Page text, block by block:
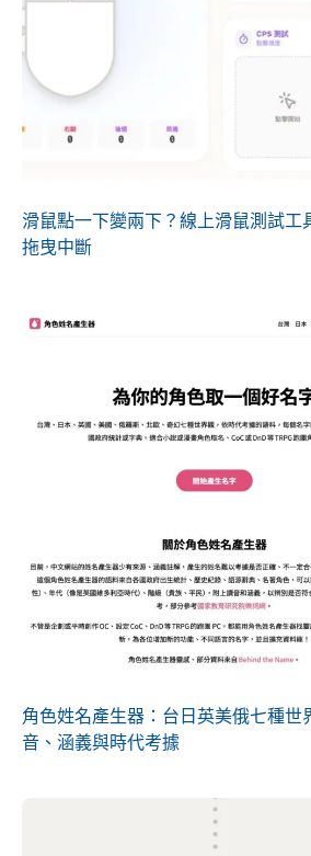
滑鼠點一下變兩下？線上滑鼠測試工
拖曳中斷
角色姓名產生器：台日英美俄七種世
音、涵義與時代考據